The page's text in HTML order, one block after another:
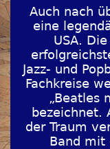
Auch nach
eine
USA.
Jazz- und
Fachkreise
„Beatles
bezeichnet.
der Traum
Band mit